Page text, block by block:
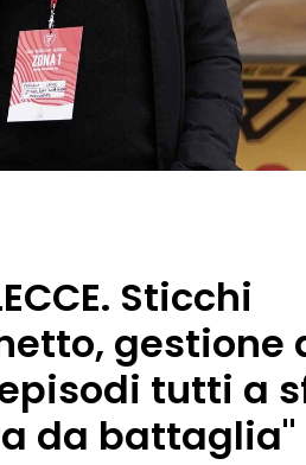
Sticchi
gestione
tutti a
da battaglia"